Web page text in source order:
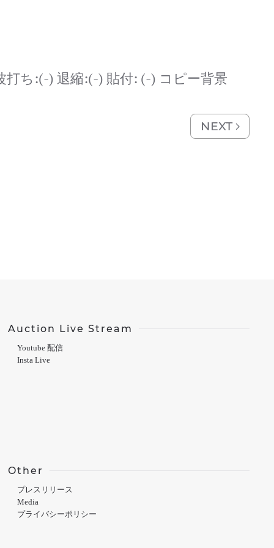
打ち:(-) 退縮:(-) 貼付: (-) コピー背景
NEXT
Auction Live Stream
Youtube 配信
Insta Live
Other
プレスリリース
Media
プライバシーポリシー